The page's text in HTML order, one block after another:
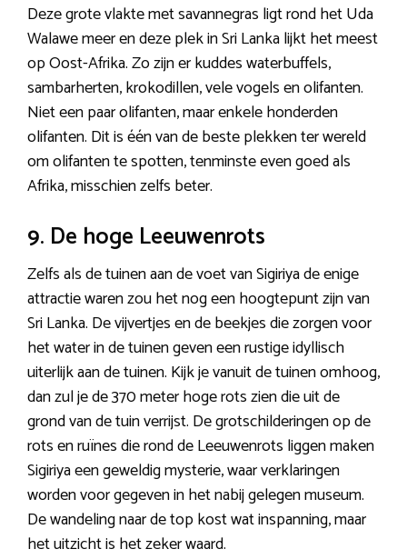
Deze grote vlakte met savannegras ligt rond het Uda
Walawe meer en deze plek in Sri Lanka lijkt het meest
op Oost-Afrika. Zo zijn er kuddes waterbuffels,
sambarherten, krokodillen, vele vogels en olifanten.
Niet een paar olifanten, maar enkele honderden
olifanten. Dit is één van de beste plekken ter wereld
om olifanten te spotten, tenminste even goed als
Afrika, misschien zelfs beter.
9. De hoge Leeuwenrots
Zelfs als de tuinen aan de voet van Sigiriya de enige
attractie waren zou het nog een hoogtepunt zijn van
Sri Lanka. De vijvertjes en de beekjes die zorgen voor
het water in de tuinen geven een rustige idyllisch
uiterlijk aan de tuinen. Kijk je vanuit de tuinen omhoog,
dan zul je de 370 meter hoge rots zien die uit de
grond van de tuin verrijst. De grotschilderingen op de
rots en ruïnes die rond de Leeuwenrots liggen maken
Sigiriya een geweldig mysterie, waar verklaringen
worden voor gegeven in het nabij gelegen museum.
De wandeling naar de top kost wat inspanning, maar
het uitzicht is het zeker waard.